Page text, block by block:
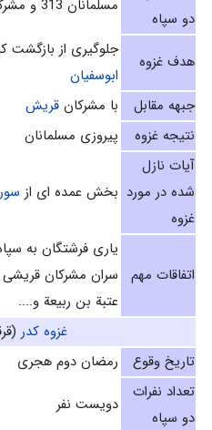
دو سپاه
مسلمانان 313 و مشرکان 950 نفر
هدف غزوه
جلوگیری از بازگشت
ابوسفیان
جبهه مقابل
با مشرکان قریش
نتیجه غزوه
پیروزی مسلمانان
آیات نازل
شده در مورد
غزوه
بخش عمده ای از
اتفاقات مهم
یاری فرشتگان به
سران مشرکان قریشی
عتبة بن ربیعة و....
غزوه كدر
تاریخ وقوع
رمضان دوم هجری
تعداد نفرات
دو سپاه
دویست نفر